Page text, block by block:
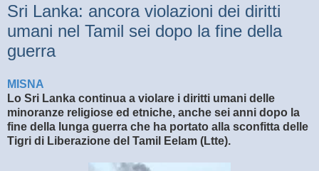
Sri Lanka: ancora violazioni dei diritti
umani nel Tamil sei dopo la fine della
guerra
MISNA
Lo Sri Lanka continua a violare i diritti umani delle
minoranze religiose ed etniche, anche sei anni dopo la
fine della lunga guerra che ha portato alla sconfitta delle
Tigri di Liberazione del Tamil Eelam (Ltte).